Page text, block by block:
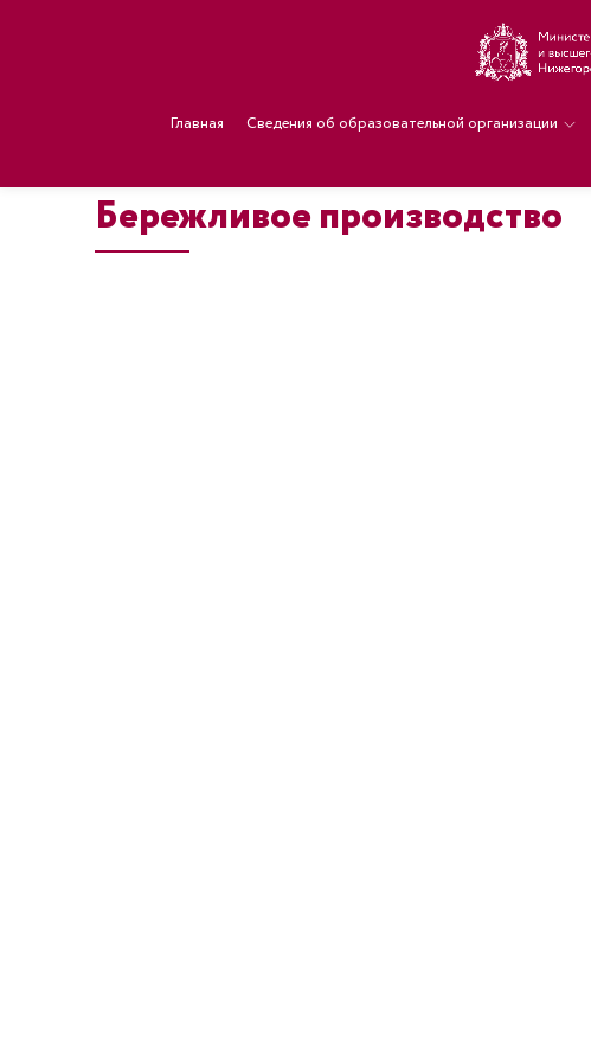
Главная Сведения об образовательной организации
Бережливое производство